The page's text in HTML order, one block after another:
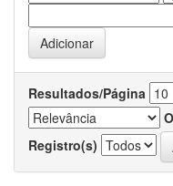
Resultados/Página
Registro(s)